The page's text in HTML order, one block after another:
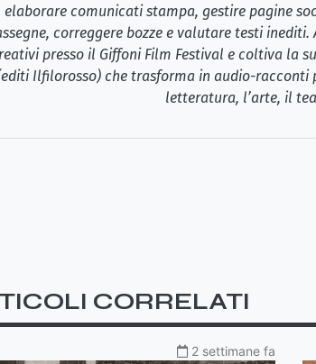
elaborare comunicati stampa, gestire pagine
correggere bozze e valutare testi
presso il Giffoni Film Festival e coltiva la
Ilfilorosso) che trasforma in audio-racconti
letteratura, l’arte, il
CORRELATI
2 settimane fa